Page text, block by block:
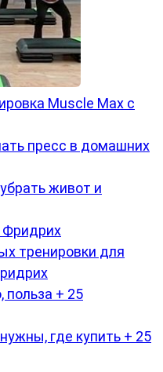
Muscle Max с
живот и
тренировки для
где купить + 25